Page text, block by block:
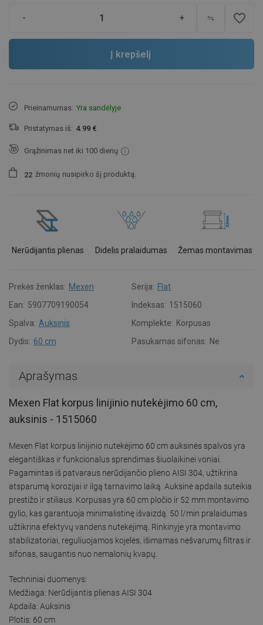
- + favorite_border
Į krepšelį
Prieinamumas: Yra sandėlyje
Pristatymas iš: 4.99 €
Grąžinimas net iki 100 dienų
22 žmonių nusipirko šį produktą.
Nerūdijantis plienas Didelis pralaidumas Žemas montavimas
Prekės ženklas: Mexen Serija: Flat
Ean: 5907709190054 Indeksas: 1515060
Spalva: Auksinis Komplekte: Korpusas
Dydis: 60 cm Pasukamas sifonas: Ne
Aprašymas
Mexen Flat korpus linijinio nutekėjimo 60 cm,
auksinis - 1515060
Mexen Flat korpus linijinio nutekėjimo 60 cm auksinės spalvos yra
elegantiškas ir funkcionalus sprendimas šiuolaikinei voniai.
Pagamintas iš patvaraus nerūdijančio plieno AISI 304, užtikrina
atsparumą korozijai ir ilgą tarnavimo laiką. Auksinė apdaila suteikia
prestižo ir stiliaus. Korpusas yra 60 cm pločio ir 52 mm montavimo
gylio, kas garantuoja minimalistinę išvaizdą. 50 l/min pralaidumas
užtikrina efektyvų vandens nutekėjimą. Rinkinyje yra montavimo
stabilizatoriai, reguliuojamos kojelės, išimamas nešvarumų filtras ir
sifonas, saugantis nuo nemalonių kvapų.
Techniniai duomenys:
Medžiaga: Nerūdijantis plienas AISI 304
Apdaila: Auksinis
Plotis: 60 cm